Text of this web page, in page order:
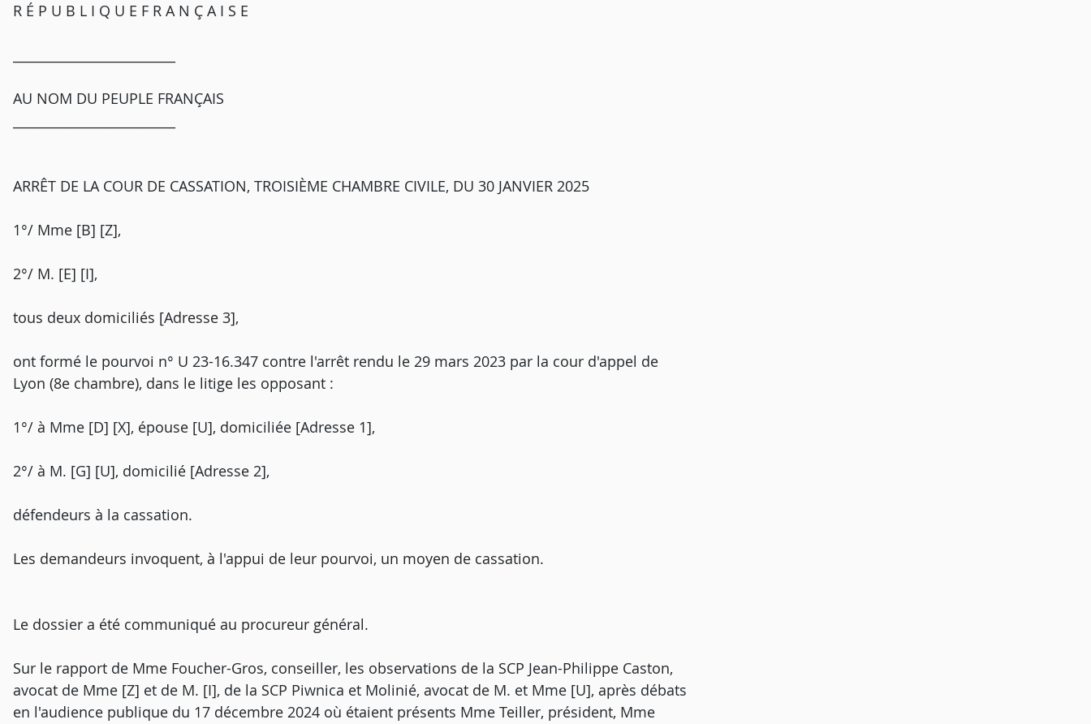
R É P U B L I Q U E F R A N Ç A I S E
AU NOM DU PEUPLE FRANÇAIS
ARRÊT DE LA COUR DE CASSATION, TROISIÈME CHAMBRE CIVILE, DU 30 JANVIER 2025
1°/ Mme [B] [Z],
2°/ M. [E] [I],
tous deux domiciliés [Adresse 3],
ont formé le pourvoi n° U 23-16.347 contre l'arrêt rendu le 29 mars 2023 par la cour d'appel de
Lyon (8e chambre), dans le litige les opposant :
1°/ à Mme [D] [X], épouse [U], domiciliée [Adresse 1],
2°/ à M. [G] [U], domicilié [Adresse 2],
défendeurs à la cassation.
Les demandeurs invoquent, à l'appui de leur pourvoi, un moyen de cassation.
Le dossier a été communiqué au procureur général.
Sur le rapport de Mme Foucher-Gros, conseiller, les observations de la SCP Jean-Philippe Caston,
avocat de Mme [Z] et de M. [I], de la SCP Piwnica et Molinié, avocat de M. et Mme [U], après débats
en l'audience publique du 17 décembre 2024 où étaient présents Mme Teiller, président, Mme